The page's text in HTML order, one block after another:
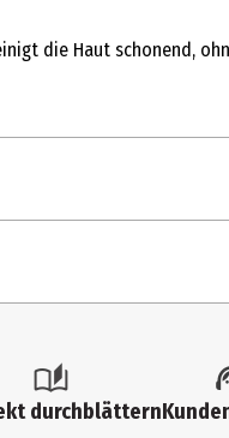
die Haut schonend,
durchblättern